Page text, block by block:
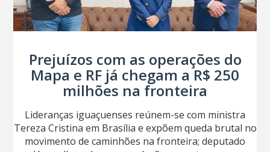
Prejuízos com as operações do
Mapa e RF já chegam a R$ 250
milhões na fronteira
Lideranças iguaçuenses reúnem-se com ministra
Tereza Cristina em Brasília e expõem queda brutal no
movimento de caminhões na fronteira; deputado